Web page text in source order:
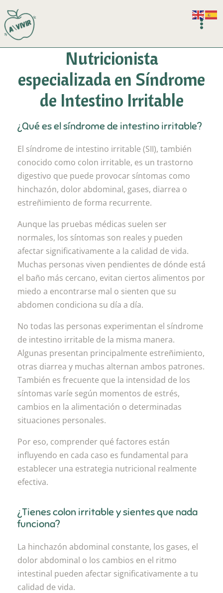
al
contenido
Main
Nutricionista
especializada en Síndrome
de Intestino Irritable
¿Qué es el síndrome de intestino irritable?
El síndrome de intestino irritable (SII), también
conocido como colon irritable, es un trastorno
digestivo que puede provocar síntomas como
hinchazón, dolor abdominal, gases, diarrea o
estreñimiento de forma recurrente.
Aunque las pruebas médicas suelen ser
normales, los síntomas son reales y pueden
afectar significativamente a la calidad de vida.
Muchas personas viven pendientes de dónde está
el baño más cercano, evitan ciertos alimentos por
miedo a encontrarse mal o sienten que su
abdomen condiciona su día a día.
No todas las personas experimentan el síndrome
de intestino irritable de la misma manera.
Algunas presentan principalmente estreñimiento,
otras diarrea y muchas alternan ambos patrones.
También es frecuente que la intensidad de los
síntomas varíe según momentos de estrés,
cambios en la alimentación o determinadas
situaciones personales.
Por eso, comprender qué factores están
influyendo en cada caso es fundamental para
establecer una estrategia nutricional realmente
efectiva.
¿Tienes colon irritable y sientes que nada
funciona?
La hinchazón abdominal constante, los gases, el
dolor abdominal o los cambios en el ritmo
intestinal pueden afectar significativamente a tu
calidad de vida.